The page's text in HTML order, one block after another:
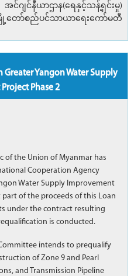
အင်ဂျင်နီယာဌာန(ရေနှင့်သန့်ရှင်းမှု)
တော်စည်ပင်သာယာရေးကော်မတီ
Yangon Water Supply
Phase 2
of the Union of Myanmar has
Cooperation Agency
Water Supply Improvement
part of the proceeds of this Loan
under the contract resulting
is conducted.
intends to prequalify
of Zone 9 and Pearl
and Transmission Pipeline